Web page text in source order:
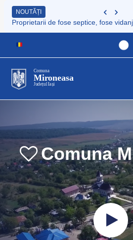
NOUTĂȚI
Comuna
Mironeasa
Județul Iași
Comuna